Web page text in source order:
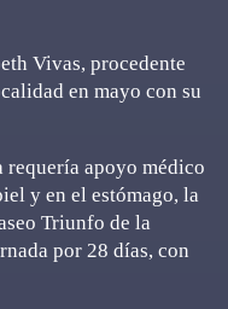
Vivas, procedente
en mayo con su
requería apoyo médico
y en el estómago, la
Triunfo de la
por 28 días, con